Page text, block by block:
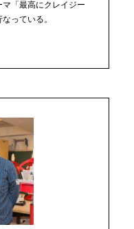
「最高にクレイジー
っている。